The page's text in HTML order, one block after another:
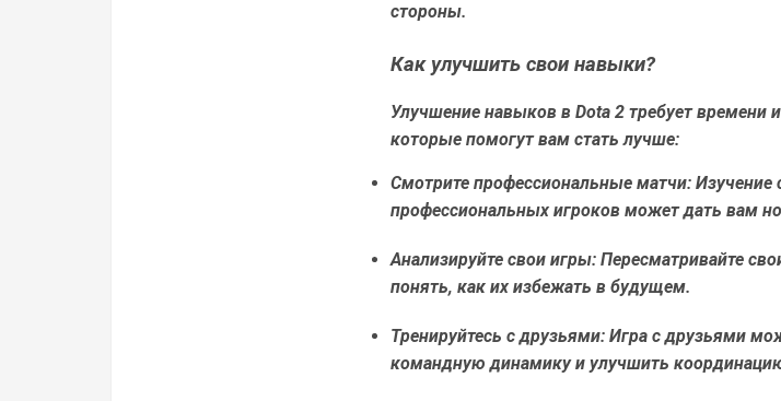
стороны.
Как улучшить свои навыки?
Улучшение навыков в Dota 2 требует времени
которые помогут вам стать лучше:
Смотрите профессиональные матчи: Изучение
профессиональных игроков может дать вам
Анализируйте свои игры: Пересматривайте
понять, как их избежать в будущем.
Тренируйтесь с друзьями: Игра с друзьями
командную динамику и улучшить